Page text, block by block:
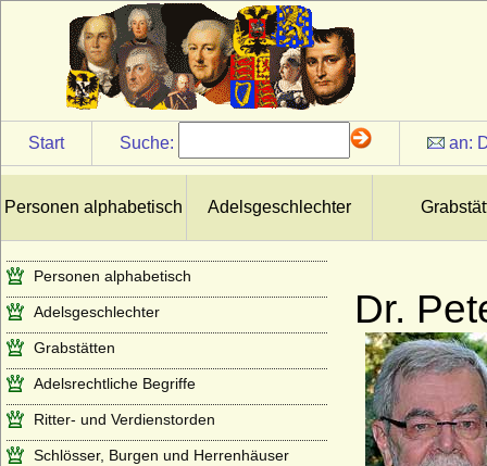
Start Suche: an:
Personen alphabetisch Adelsgeschlechter
Dr.
Personen alphabetisch
Adelsgeschlechter
Grabstätten
Adelsrechtliche Begriffe
Ritter- und Verdienstorden
Schlösser, Burgen und Herrenhäuser